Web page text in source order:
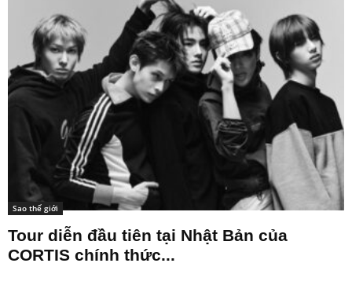
Sao thế giới
Tour diễn đầu tiên tại Nhật Bản của
CORTIS chính thức...